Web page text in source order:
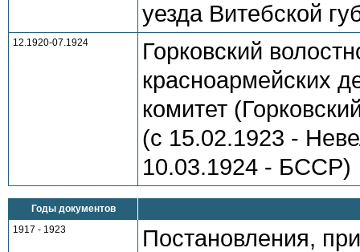
уезда Витебской
12.1920-07.1924
Горковский
красноармейских
комитет
(с 15.02.1923 -
10.03.1924 - БССР)
Годы документов
1917 - 1923
Постановления,